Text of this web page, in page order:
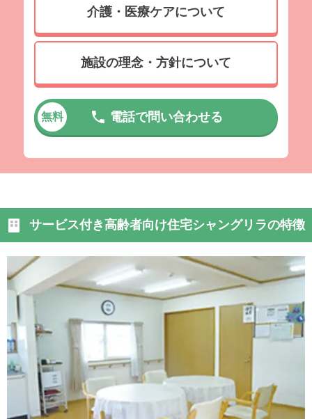
介護・医療ケアについて
施設の理念・方針について
無料 電話で問い合わせる
サービス付き高齢者向け住宅シャングリラの特徴